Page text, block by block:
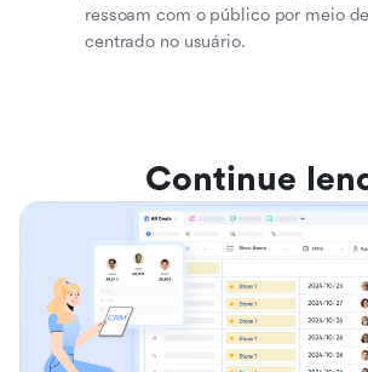
ressoam com o público por meio
centrado no usuário.
Continue